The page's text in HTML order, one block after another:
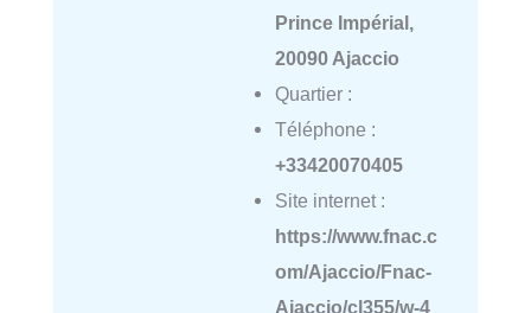
Prince Impérial,
20090 Ajaccio
Quartier :
Téléphone :
+33420070405
Site internet :
https://www.fnac.c
om/Ajaccio/Fnac-
Ajaccio/cl355/w-4